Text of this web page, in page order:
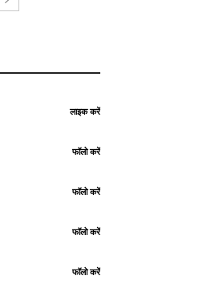
लाइक करें
फॉलो करें
फॉलो करें
फॉलो करें
फॉलो करें